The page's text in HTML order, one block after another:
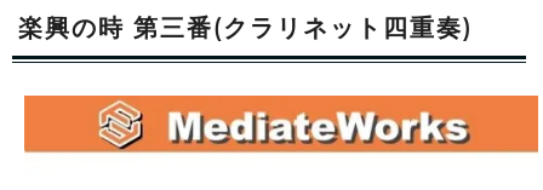
楽興の時 第三番(クラリネット四重奏)